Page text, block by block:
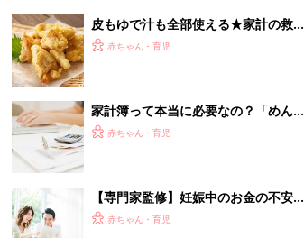
皮もゆで汁も全部使える★家計の救世
主！「とりむね肉をおいしく食べる方
赤ちゃん・育児
家計簿って本当に必要なの？「めんど
くさい」「長続きしない」「記入する
赤ちゃん・育児
【専門家監修】妊娠中のお金の不安…
大丈夫？ 貯められる夫婦になるた
赤ちゃん・育児